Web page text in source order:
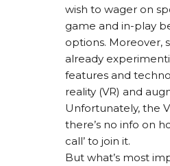
wish to wager on
game and in-play
options. Moreover,
already
features and
reality (VR) and
Unfortunately, the
there’s no info on
call’ to join it.
But what’s most